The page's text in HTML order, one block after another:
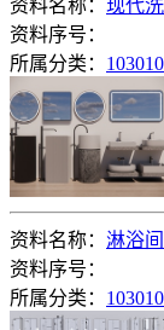
资料名称： 现代
资料序号：
所属分类：
资料名称： 淋浴
资料序号：
所属分类：